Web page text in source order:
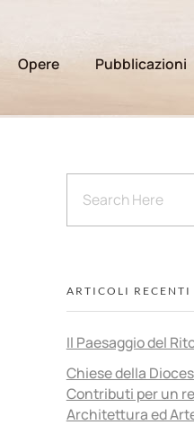
Opere Pubblicazioni
ARTICOLI RECENTI
Il Paesaggio del
Chiese della
Contributi per un
Architettura ed